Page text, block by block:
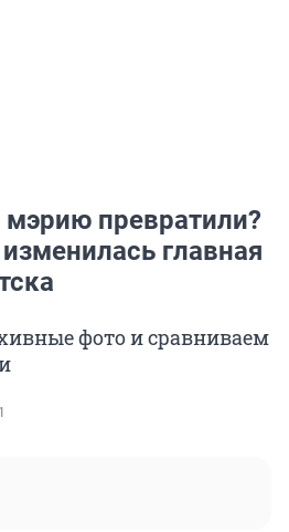
мэрию превратили?
главная
фото и сравниваем